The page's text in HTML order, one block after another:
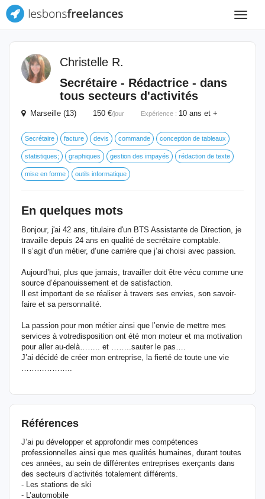
Toggle
Christelle R.
Secrétaire - Rédactrice - dans
tous secteurs d'activités
Marseille (13) 150 €/jour Expérience : 10 ans et +
Secrétaire facture devis commande conception de tableaux
statistiques; graphiques gestion des impayés rédaction de texte
mise en forme outils informatique
En quelques mots
Bonjour, j'ai 42 ans, titulaire d'un BTS Assistante de Direction, je
travaille depuis 24 ans en qualité de secrétaire comptable.
Il s’agit d’un métier, d’une carrière que j’ai choisi avec passion.
Aujourd’hui, plus que jamais, travailler doit être vécu comme une
source d’épanouissement et de satisfaction.
Il est important de se réaliser à travers ses envies, son savoir-
faire et sa personnalité.
La passion pour mon métier ainsi que l’envie de mettre mes
services à votredisposition ont été mon moteur et ma motivation
pour aller au-delà…….. et ……..sauter le pas….
J’ai décidé de créer mon entreprise, la fierté de toute une vie
………………..
Références
J’ai pu développer et approfondir mes compétences
professionnelles ainsi que mes qualités humaines, durant toutes
ces années, au sein de différentes entreprises exerçants dans
des secteurs d’activités totalement différents.
- Les stations de ski
- L’automobile